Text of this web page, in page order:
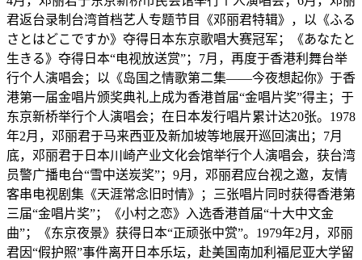
君返台录制台湾首档艺人专题节目《邓丽君特辑》，以《ふる
さとはどこですか》夺得日本东京歌唱大赛冠军；《あなたと
生きる》夺得日本“电视放送赏”；7月，再度于香港利舞台举
行个人演唱会；以《岛国之情歌第二集——今夜想起你》于香
港第一届金唱片颁奖典礼上成为香港首届“金唱片奖”得主；于
东京新桥举行个人演唱会；在日本发行唱片累计达20张。1978
年2月，邓丽君于马来西亚及新加坡等地展开巡回演出；7月
底，邓丽君于日本川崎产业文化会馆举行个人演唱会，获台湾
员警广播电台“雪中送炭奖”；9月，邓丽君应台视之邀，友情
客串电视剧集《天涯常念旧时情》；三张唱片同时获得香港第
三届“金唱片奖”；《小村之恋》入选香港首届“十大中文金
曲”；《东京夜景》获得日本“正顽张中赏”。1979年2月，邓丽
君因“假护照”事件离开日本乐坛，赴美国南加利福尼亚大学留